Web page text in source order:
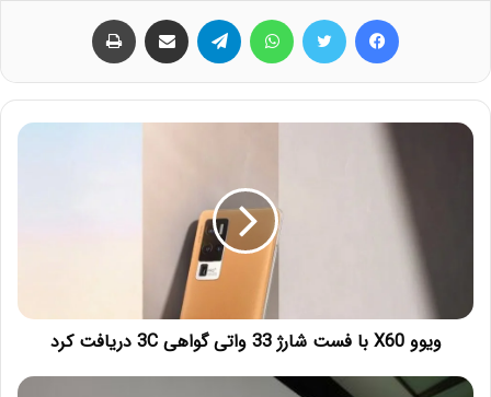
ویوو X60 با فست شارژ 33 واتی گواهی 3C دریافت کرد